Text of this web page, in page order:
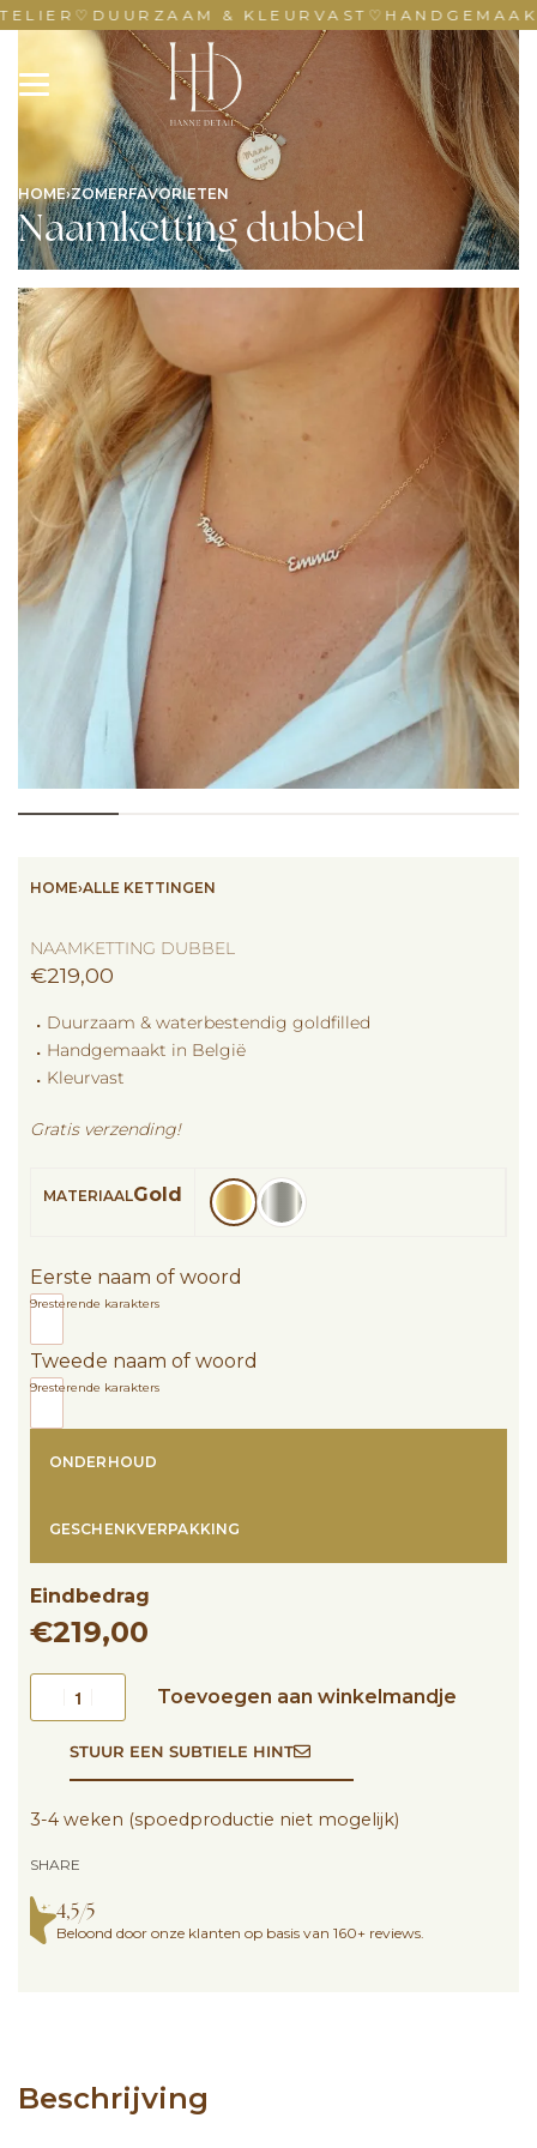
♡DUURZAAM & KLEURVAST♡
HOME›ZOMERFAVORIETEN
Naamketting dubbel
HOME›ALLE KETTINGEN
NAAMKETTING DUBBEL
€219,00
⠠ Duurzaam & waterbestendig goldfilled
⠠ Handgemaakt in België
⠠ Kleurvast
Gratis verzending!
MATERIAALGold
Eerste naam of woord
9resterende karakters
Tweede naam of woord
9resterende karakters
ONDERHOUD
GESCHENKVERPAKKING
Eindbedrag
€219,00
Toevoegen aan winkelmandje
STUUR EEN SUBTIELE HINT
3-4 weken (spoedproductie niet mogelijk)
SHARE
4,5/5
Beloond door onze klanten op basis van 160+ reviews.
Beschrijving